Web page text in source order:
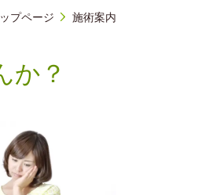
ップページ 施術案内
か？